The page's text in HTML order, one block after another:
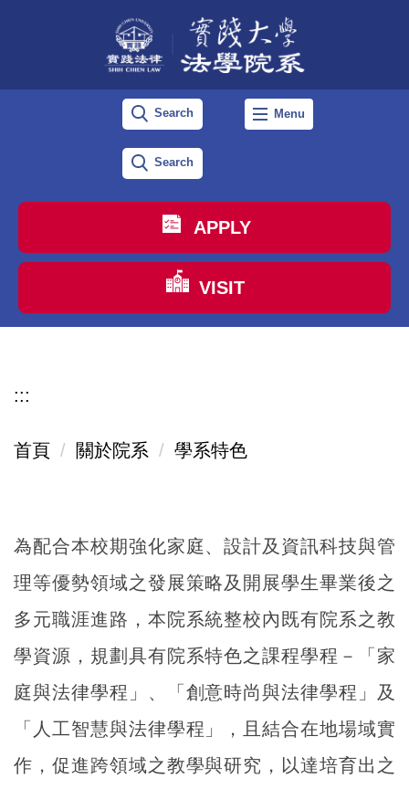
Search Menu
Search
APPLY
VISIT
:::
首頁 關於院系 學系特色
為配合本校期強化家庭、設計及資訊科技與管
理等優勢領域之發展策略及開展學生畢業後之
多元職涯進路，本院系統整校內既有院系之教
學資源，規劃具有院系特色之課程學程－「家
庭與法律學程」、「創意時尚與法律學程」及
「人工智慧與法律學程」，且結合在地場域實
作，促進跨領域之教學與研究，以達培育出之